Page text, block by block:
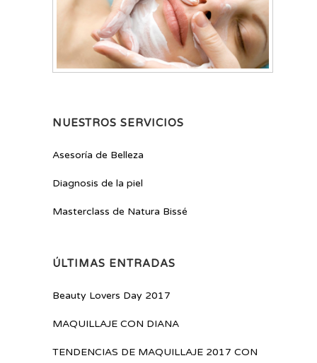
NUESTROS SERVICIOS
Asesoría de Belleza
Diagnosis de la piel
Masterclass de Natura Bissé
ÚLTIMAS ENTRADAS
Beauty Lovers Day 2017
MAQUILLAJE CON DIANA
TENDENCIAS DE MAQUILLAJE 2017 CON